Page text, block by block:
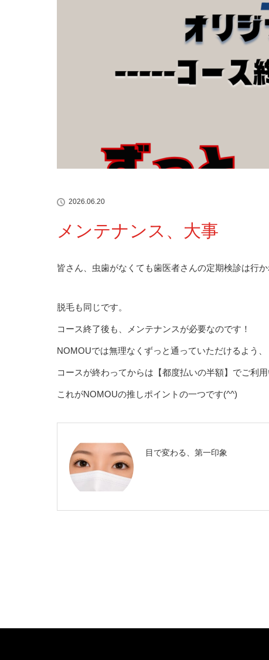
2026.06.20
メンテナンス、大事
皆さん、虫歯がなくても歯医者さんの定期検診は行か
脱毛も同じです。
コース終了後も、メンテナンスが必要なのです！
NOMOUでは無理なくずっと通っていただけるよう、
コースが終わってからは【都度払いの半額】でご利
これがNOMOUの推しポイントの一つです(^^)
目で変わる、第一印象